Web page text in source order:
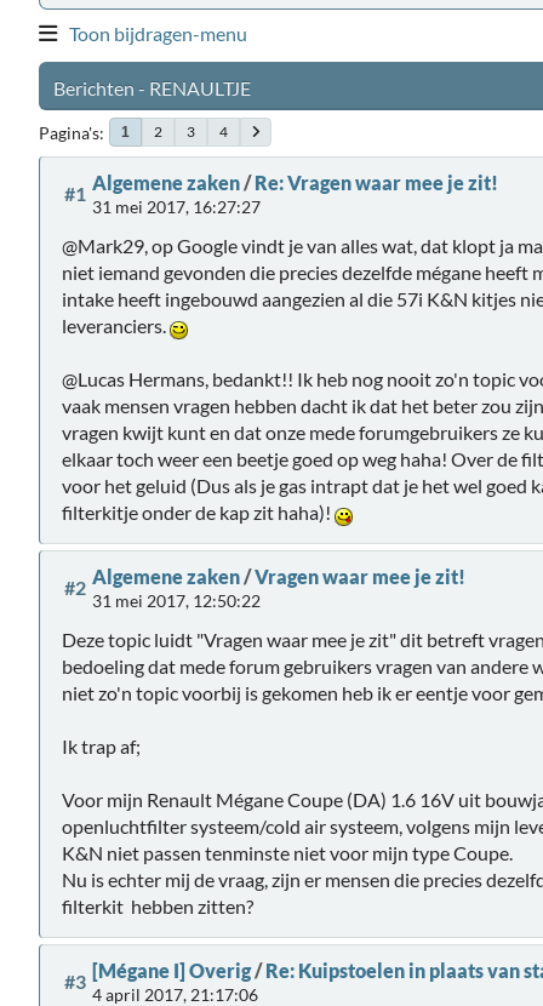
Toon bijdragen-menu
Berichten - RENAULTJE
Pagina's 1 2 3 4
#1 Algemene zaken/Re: Vragen waar mee je zit!
31 mei 2017, 16:27:27
@Mark29, op Google vindt je van alles wat, dat klopt ja
niet iemand gevonden die precies dezelfde mégane
intake heeft ingebouwd aangezien al die 57i K&N kitjes
leveranciers.
@Lucas Hermans, bedankt!! Ik heb nog nooit zo'n topic
vaak mensen vragen hebben dacht ik dat het beter zou
vragen kwijt kunt en dat onze mede forumgebruikers ze
elkaar toch weer een beetje goed op weg haha! Over de
voor het geluid (Dus als je gas intrapt dat je het wel goed
filterkitje onder de kap zit haha)!
#2 Algemene zaken/Vragen waar mee je zit!
31 mei 2017, 12:50:22
Deze topic luidt "Vragen waar mee je zit" dit betreft
bedoeling dat mede forum gebruikers vragen van andere
niet zo'n topic voorbij is gekomen heb ik er eentje voor
Ik trap af;
Voor mijn Renault Mégane Coupe (DA) 1.6 16V uit
openluchtfilter systeem/cold air systeem, volgens mijn
K&N niet passen tenminste niet voor mijn type Coupe.
Nu is echter mij de vraag, zijn er mensen die precies
filterkit hebben zitten?
#3 [Mégane I] Overig/Re: Kuipstoelen in plaats van
4 april 2017, 21:17:06